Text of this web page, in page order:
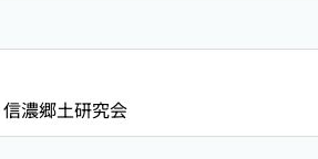
濃郷土研究会